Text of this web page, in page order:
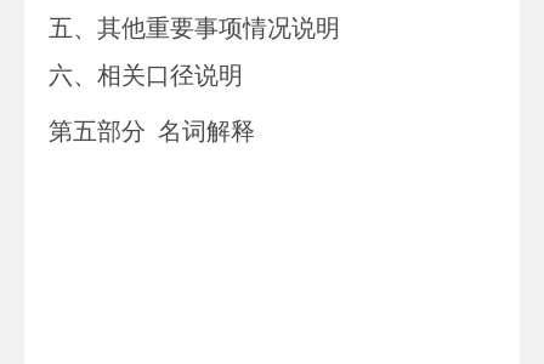
五、 其他重要事项情况说明
六、相关口径说明
第五部分 名词解释